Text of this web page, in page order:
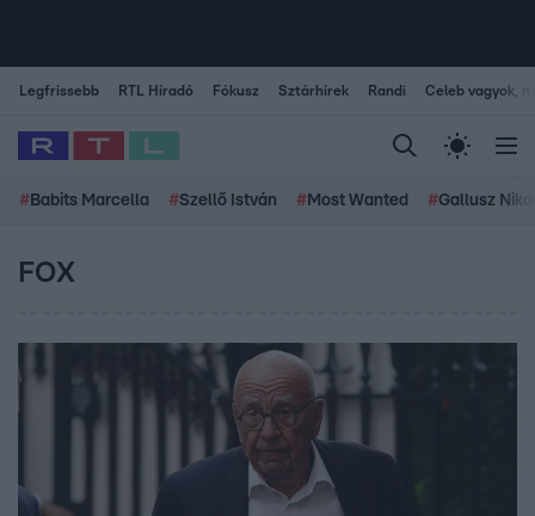
Legfrissebb RTL Híradó Fókusz Sztárhírek Randi Celeb vagyok,
# Babits Marcella #Szellő István # Most Wanted #Gallusz
FOX